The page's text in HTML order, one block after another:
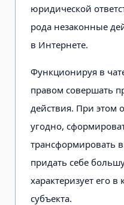
юридической
рода незаконные
в Интернете.
Функционируя в
правом совершать
действия. При этом
угодно,
трансформировать
придать себе
характеризует его
субъекта.